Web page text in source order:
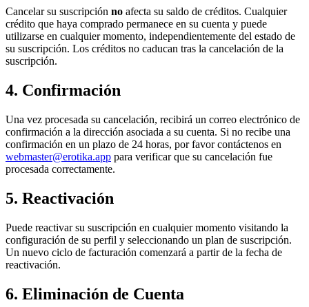
Cancelar su suscripción no afecta su saldo de créditos. Cualquier
crédito que haya comprado permanece en su cuenta y puede
utilizarse en cualquier momento, independientemente del estado de
su suscripción. Los créditos no caducan tras la cancelación de la
suscripción.
4. Confirmación
Una vez procesada su cancelación, recibirá un correo electrónico de
confirmación a la dirección asociada a su cuenta. Si no recibe una
confirmación en un plazo de 24 horas, por favor contáctenos en
webmaster@erotika.app para verificar que su cancelación fue
procesada correctamente.
5. Reactivación
Puede reactivar su suscripción en cualquier momento visitando la
configuración de su perfil y seleccionando un plan de suscripción.
Un nuevo ciclo de facturación comenzará a partir de la fecha de
reactivación.
6. Eliminación de Cuenta